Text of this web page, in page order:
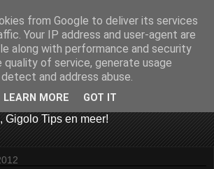
WORDEN
De hardste BALLERS van
die alles deelt over het werk als
hoe Gigolo worden, Gigolo
Gigolo Tips en meer!
from Google to deliver its services
Your IP address and user-agent are
along with performance and security
of service, generate usage
and address abuse.
LEARN MORE GOT IT